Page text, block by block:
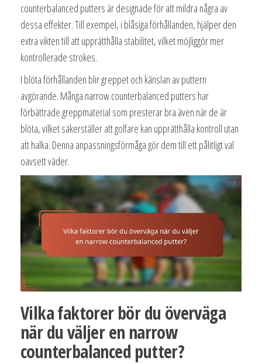
counterbalanced putters är designade för att mildra några av
dessa effekter. Till exempel, i blåsiga förhållanden, hjälper den
extra vikten till att upprätthålla stabilitet, vilket möjliggör mer
kontrollerade strokes.
I blöta förhållanden blir greppet och känslan av puttern
avgörande. Många narrow counterbalanced putters har
förbättrade greppmaterial som presterar bra även när de är
blöta, vilket säkerställer att golfare kan upprätthålla kontroll utan
att halka. Denna anpassningsförmåga gör dem till ett pålitligt val
oavsett väder.
Vilka faktorer bör du överväga
när du väljer en narrow
counterbalanced putter?